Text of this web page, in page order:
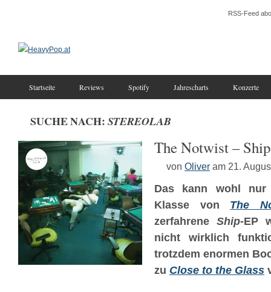
RSS-Feed
Startseite Reviews Spotify Jahrescharts Konzerte
SUCHE NACH: STEREOLAB
The Notwist – Ship
von Oliver am 21.
Das kann wohl
Klasse von The
zerfahrene Ship-EP
nicht wirklich
trotzdem enormen
zu Close to the Glass